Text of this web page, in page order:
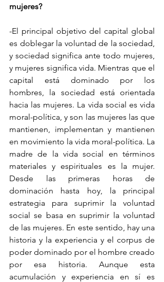
mujeres?
-El principal objetivo del capital global
es doblegar la voluntad de la sociedad,
y sociedad significa ante todo mujeres,
y mujeres significa vida. Mientras que el
capital está dominado por los
hombres, la sociedad está orientada
hacia las mujeres. La vida social es vida
moral-política, y son las mujeres las que
mantienen, implementan y mantienen
en movimiento la vida moral-política. La
madre de la vida social en términos
materiales y espirituales es la mujer.
Desde las primeras horas de
dominación hasta hoy, la principal
estrategia para suprimir la voluntad
social se basa en suprimir la voluntad
de las mujeres. En este sentido, hay una
historia y la experiencia y el corpus de
poder dominado por el hombre creado
por esa historia. Aunque esta
acumulación y experiencia en sí es